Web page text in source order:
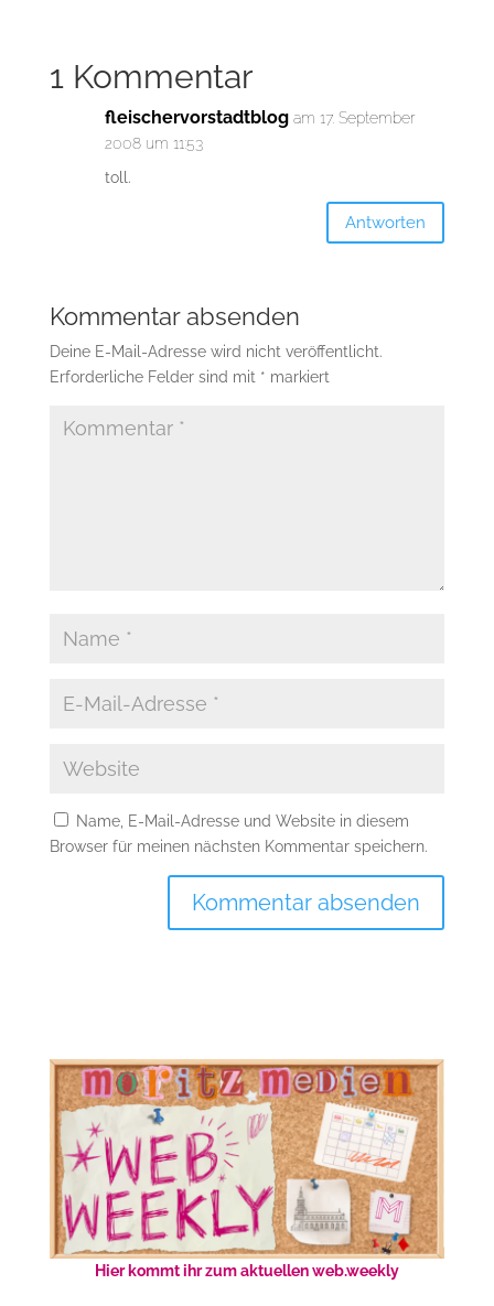
1 Kommentar
fleischervorstadtblog am 17. September
2008 um 11:53
toll.
Antworten
Kommentar absenden
Deine E-Mail-Adresse wird nicht veröffentlicht.
Erforderliche Felder sind mit * markiert
Name, E-Mail-Adresse und Website in diesem
Browser für meinen nächsten Kommentar speichern.
Hier kommt ihr zum aktuellen web.weekly